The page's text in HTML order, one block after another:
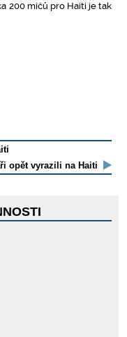
200 míčů pro Haiti je tak
opět vyrazili na Haiti